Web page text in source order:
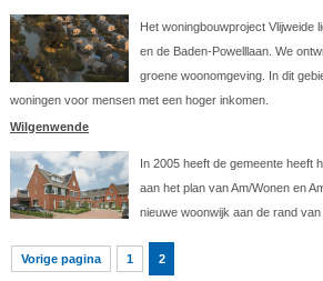
Het woningbouwproject Vlijweide
en de Baden-Powelllaan. We
groene woonomgeving. In dit
woningen voor mensen met een hoger inkomen.
Wilgenwende
In 2005 heeft de gemeente heeft
aan het plan van Am/Wonen en
nieuwe woonwijk aan de rand van
Vorige pagina 1 2